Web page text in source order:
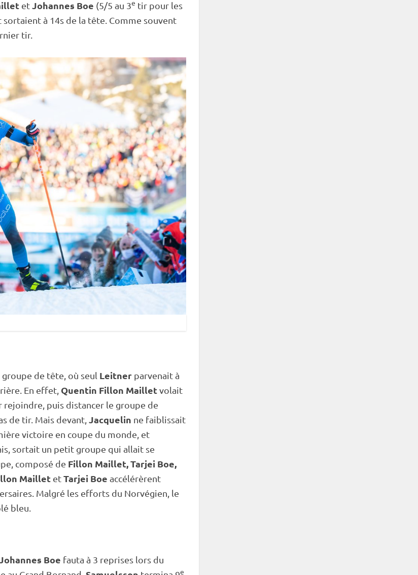
etJohannes Boe (5/5 au 3e tir pour les
à 14s de la tête. Comme souvent
tir.
groupe de tête, où seul Leitner parvenait à
En effet, Quentin Fillon Mailletvolait
puis distancer le groupe de
de tir. Mais devant, Jacquelin ne faiblissait
victoire en coupe du monde , et
sortait un petit groupe qui allait se
composé de Fillon Maillet, Tarjei Boe,
Maillet etTarjei Boe accélérèrent
Malgré les efforts du Norvégien, le
bleu.
Boe fauta à 3 reprises lors du
e